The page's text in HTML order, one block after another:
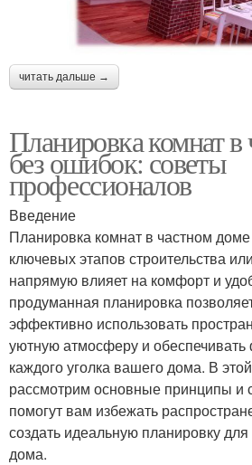
читать дальше →
Планировка комнат в
без ошибок: советы
профессионалов
Введение
Планировка комнат в частном
ключевых этапов строительства
напрямую влияет на комфорт и
продуманная планировка
эффективно использовать
уютную атмосферу и обеспечивать
каждого уголка вашего дома. В
рассмотрим основные принципы и
помогут вам избежать
создать идеальную планировку
дома.